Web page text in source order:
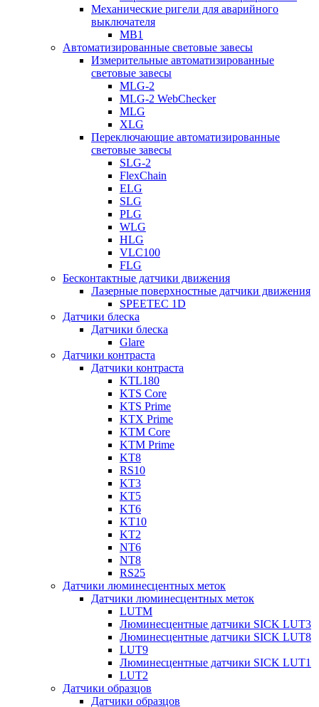
Механические ригели для аварийного
выключателя
MB1
Автоматизированные световые завесы
Измерительные автоматизированные
световые завесы
MLG-2
MLG-2 WebChecker
MLG
XLG
Переключающие автоматизированные
световые завесы
SLG-2
FlexChain
ELG
SLG
PLG
WLG
HLG
VLC100
FLG
Бесконтактные датчики движения
Лазерные поверхностные датчики движения
SPEETEC 1D
Датчики блеска
Датчики блеска
Glare
Датчики контраста
Датчики контраста
KTL180
KTS Core
KTS Prime
KTX Prime
KTM Core
KTM Prime
KT8
RS10
KT3
KT5
KT6
KT10
KT2
NT6
NT8
RS25
Датчики люминесцентных меток
Датчики люминесцентных меток
LUTM
Люминесцентные датчики SICK LUT3
Люминесцентные датчики SICK LUT8
LUT9
Люминесцентные датчики SICK LUT1
LUT2
Датчики образцов
Датчики образцов